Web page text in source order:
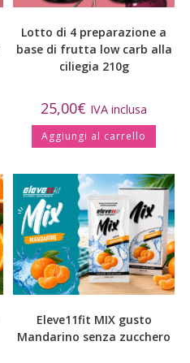
Lotto di 4 preparazione a
base di frutta low carb alla
ciliegia 210g
25,00€ IVA inclusa
Aggiungi al carrello
Eleve11fit MIX gusto
Mandarino senza zucchero